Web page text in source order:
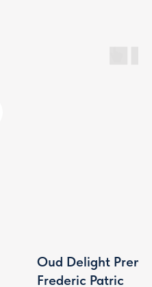
Oud Delight
Frederic Patric